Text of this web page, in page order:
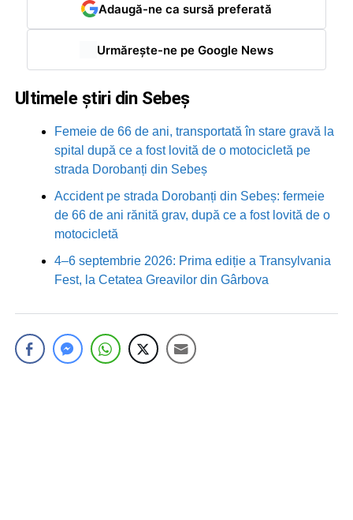
Adaugă-ne ca sursă preferată
Urmărește-ne pe Google News
Ultimele știri din Sebeș
Femeie de 66 de ani, transportată în stare gravă la
spital după ce a fost lovită de o motocicletă pe
strada Dorobanți din Sebeș
Accident pe strada Dorobanți din Sebeș: fermeie
de 66 de ani rănită grav, după ce a fost lovită de o
motocicletă
4–6 septembrie 2026: Prima ediție a Transylvania
Fest, la Cetatea Greavilor din Gârbova